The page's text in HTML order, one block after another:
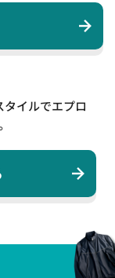
イルでエプロ